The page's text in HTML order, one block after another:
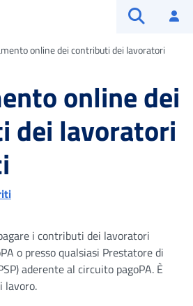
online dei contributi dei lavoratori
online dei
dei lavoratori
i contributi dei lavoratori
o presso qualsiasi Prestatore di
aderente al circuito pagoPA. È
lavoro.